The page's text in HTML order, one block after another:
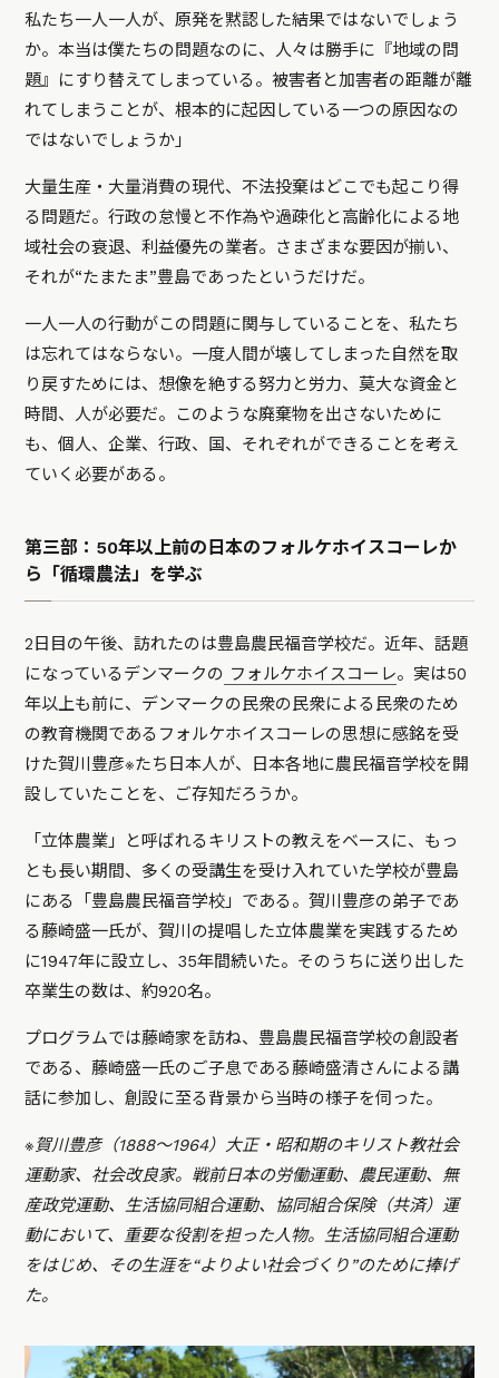
私たち一人一人が、原発を黙認した結果ではないでしょう
か。本当は僕たちの問題なのに、人々は勝手に『地域の問
題』にすり替えてしまっている。被害者と加害者の距離が離
れてしまうことが、根本的に起因している一つの原因なの
ではないでしょうか」
大量生産・大量消費の現代、不法投棄はどこでも起こり得
る問題だ。行政の怠慢と不作為や過疎化と高齢化による地
域社会の衰退、利益優先の業者。さまざまな要因が揃い、
それが“たまたま”豊島であったというだけだ。
一人一人の行動がこの問題に関与していることを、私たち
は忘れてはならない。一度人間が壊してしまった自然を取
り戻すためには、想像を絶する努力と労力、莫大な資金と
時間、人が必要だ。このような廃棄物を出さないために
も、個人、企業、行政、国、それぞれができることを考え
ていく必要がある。
第三部：50年以上前の日本のフォルケホイスコーレか
ら「循環農法」を学ぶ
2日目の午後、訪れたのは豊島農民福音学校だ。近年、話題
になっているデンマークの フォルケホイスコーレ。実は50
年以上も前に、デンマークの民衆の民衆による民衆のため
の教育機関であるフォルケホイスコーレの思想に感銘を受
けた賀川豊彦※たち日本人が、日本各地に農民福音学校を開
設していたことを、ご存知だろうか。
「立体農業」と呼ばれるキリストの教えをベースに、もっ
とも長い期間、多くの受講生を受け入れていた学校が豊島
にある「豊島農民福音学校」である。賀川豊彦の弟子であ
る藤崎盛一氏が、賀川の提唱した立体農業を実践するため
に1947年に設立し、35年間続いた。そのうちに送り出した
卒業生の数は、約920名。
プログラムでは藤崎家を訪ね、豊島農民福音学校の創設者
である、藤崎盛一氏のご子息である藤崎盛清さんによる講
話に参加し、創設に至る背景から当時の様子を伺った。
※賀川豊彦（1888〜1964）大正・昭和期のキリスト教社会
運動家、社会改良家。戦前日本の労働運動、農民運動、無
産政党運動、生活協同組合運動、協同組合保険（共済）運
動において、重要な役割を担った人物。生活協同組合運動
をはじめ、その生涯を“よりよい社会づくり”のために捧げ
た。